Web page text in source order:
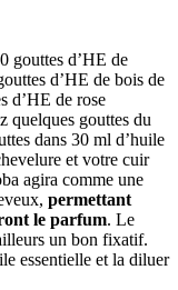
gouttes d’HE de
d’HE de bois de
d’HE de rose
quelques gouttes du
dans 30 ml d’huile
et votre cuir
agira comme une
permettant
le parfum. Le
un bon fixatif.
essentielle et la diluer